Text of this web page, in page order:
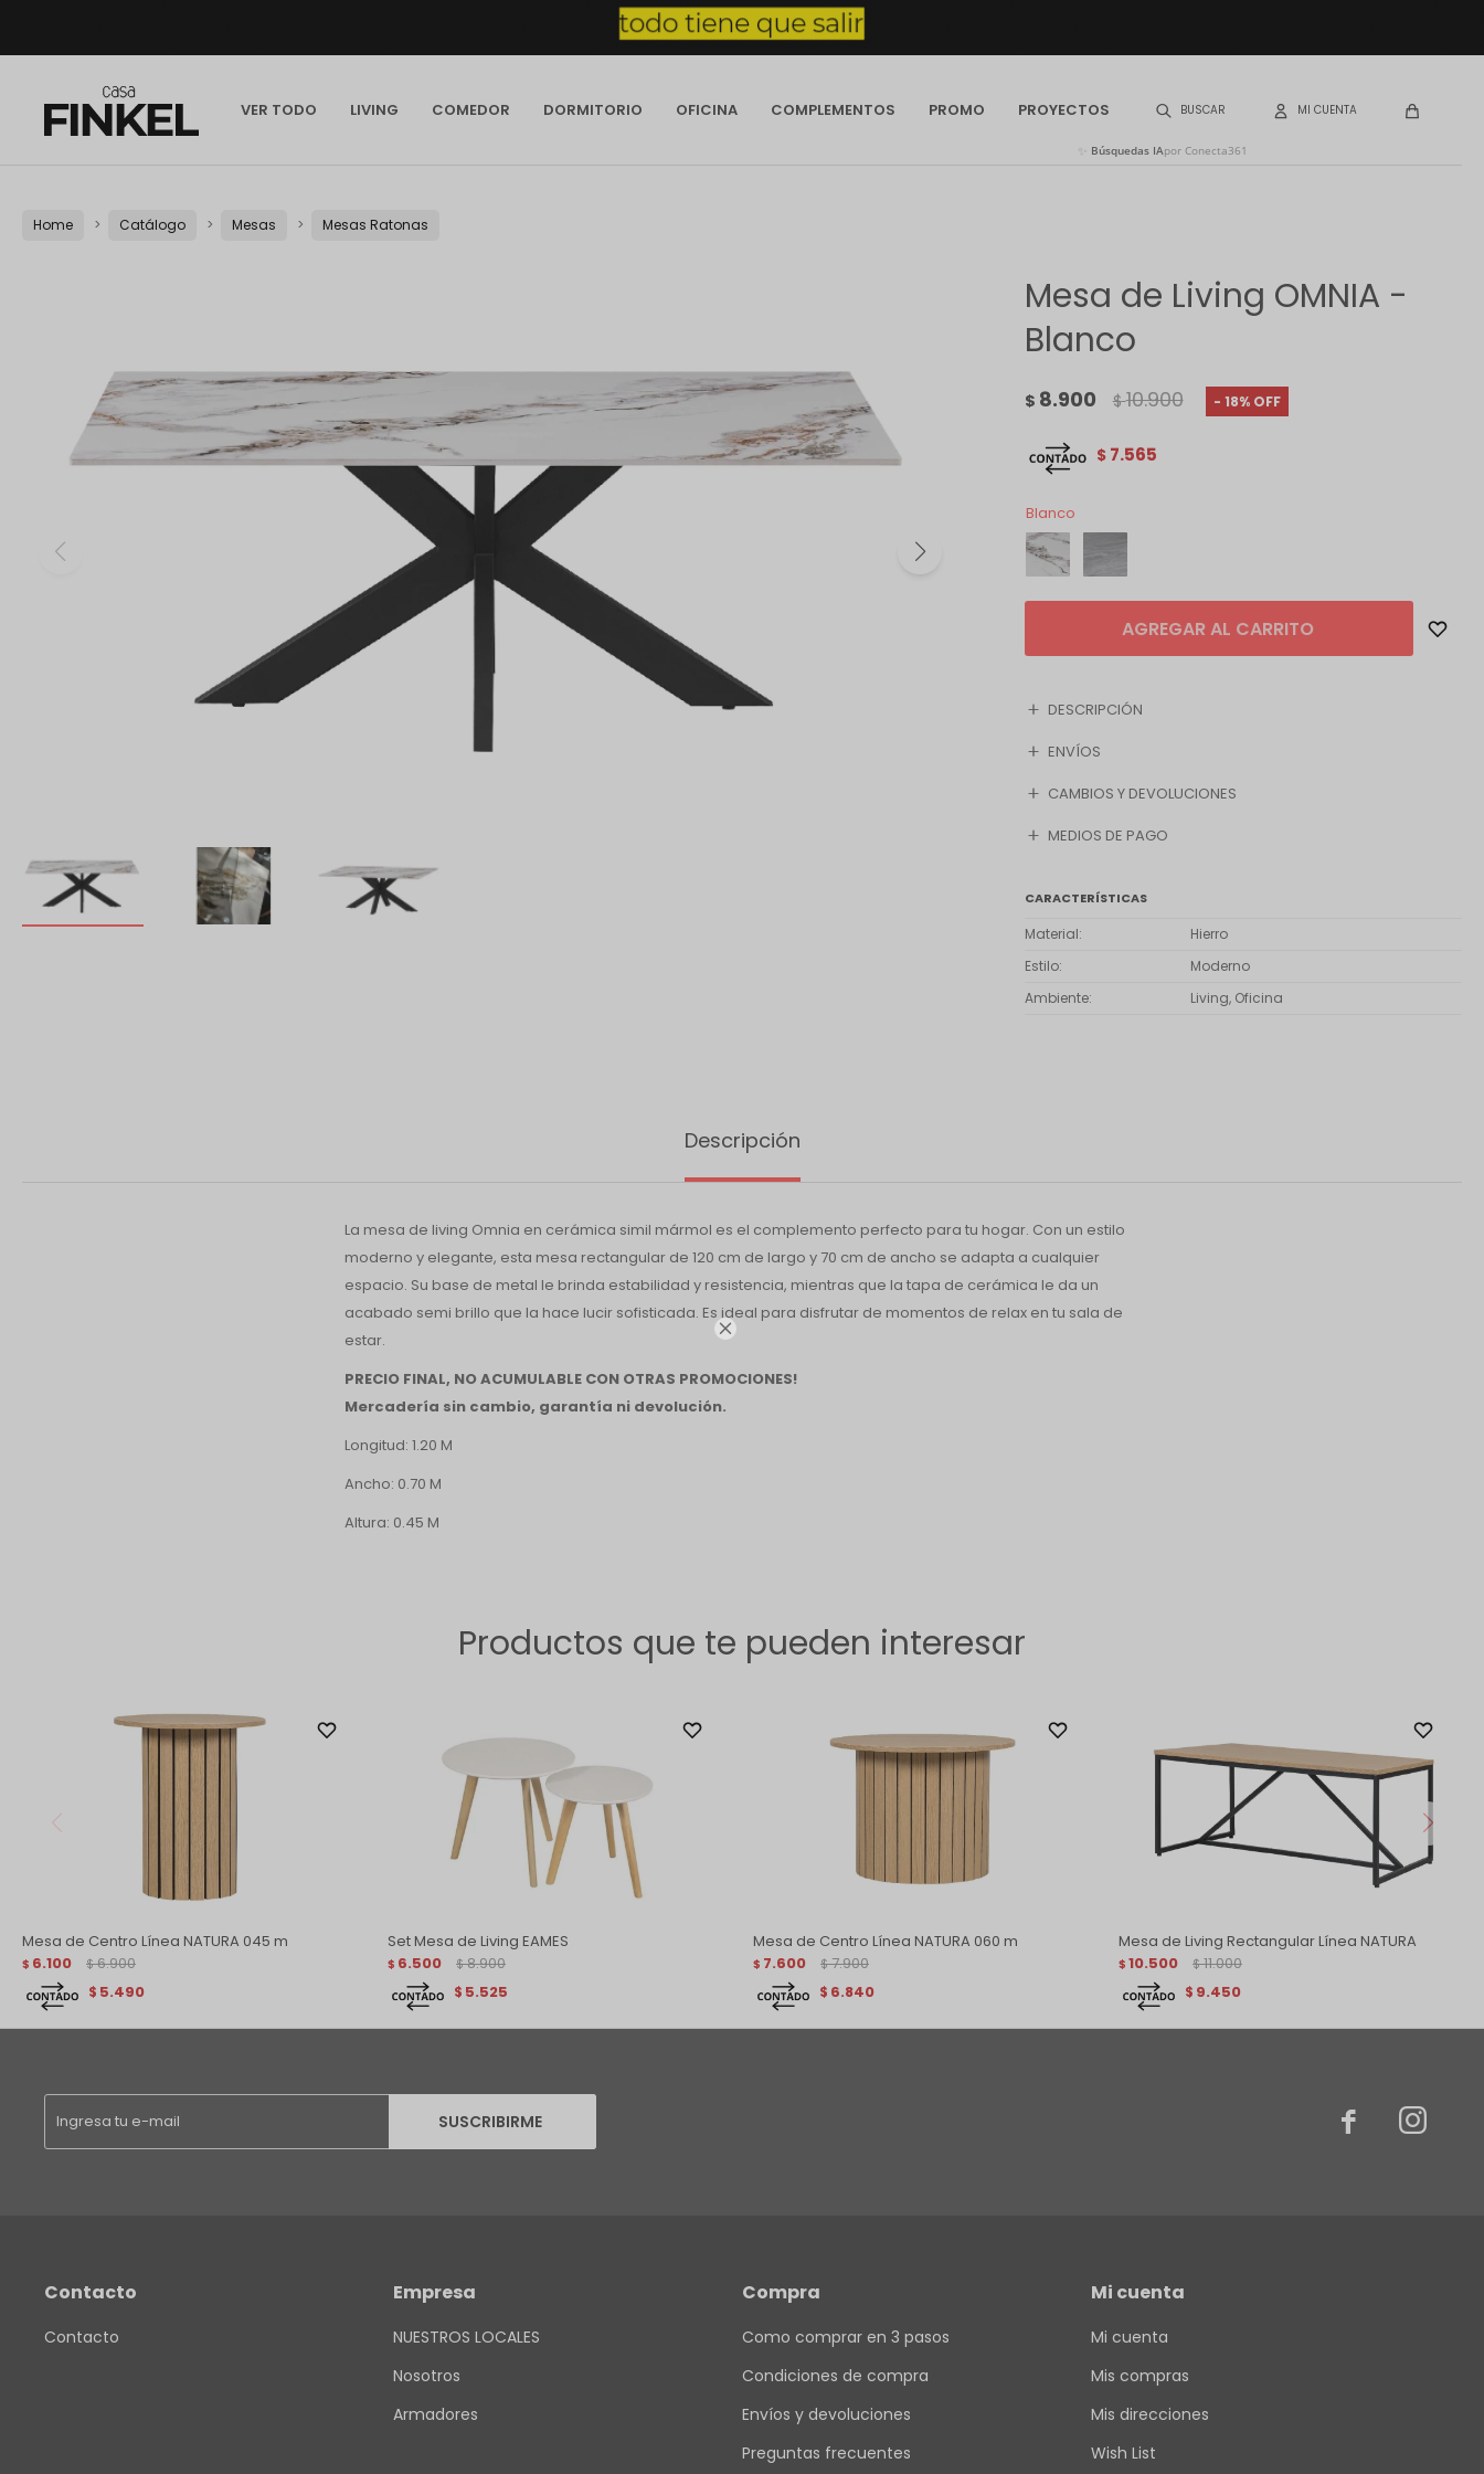

VER TODO LIVING COMEDOR DORMITORIO OFICINA COMPLEMENTOS PROMO PROYECTOS
Búsquedas IApor Conecta361
Home Catálogo Mesas Mesas Ratonas
Mesa de Living OMNIA -
Blanco
$ 8.900 $ 10.900 18
$ 7.565
Blanco
AGREGAR AL CARRITO
DESCRIPCIÓN
ENVÍOS
CAMBIOS Y DEVOLUCIONES
MEDIOS DE PAGO
CARACTERÍSTICAS
Material
Hierro
Estilo
Moderno
Ambiente
Living, Oficina
Descripción
La mesa de living Omnia en cerámica simil mármol es el complemento perfecto para tu hogar. Con un estilo
moderno y elegante, esta mesa rectangular de 120 cm de largo y 70 cm de ancho se adapta a cualquier
espacio. Su base de metal le brinda estabilidad y resistencia, mientras que la tapa de cerámica le da un
acabado semi brillo que la hace lucir sofisticada. Es ideal para disfrutar de momentos de relax en tu sala de
estar.
PRECIO FINAL, NO ACUMULABLE CON OTRAS PROMOCIONES!
Mercadería sin cambio, garantía ni devolución.
Longitud: 1.20 M
Ancho: 0.70 M
Altura: 0.45 M
Productos que te pueden interesar
Mesa de Centro Línea NATURA 045 m
$ 6.100 $ 6.900
$ 5.490
Set Mesa de Living EAMES
$ 6.500 $ 8.900
$ 5.525
Mesa de Centro Línea NATURA 060 m
$ 7.600 $ 7.900
$ 6.840
Mesa de Living Rectangular Línea NATURA
$ 10.500 $ 11.000
$ 9.450
SUSCRIBIRME  
Contacto
Contacto
Empresa
NUESTROS LOCALES
Nosotros
Armadores
Compra
Como comprar en 3 pasos
Condiciones de compra
Envíos y devoluciones
Preguntas frecuentes
Mi cuenta
Mi cuenta
Mis compras
Mis direcciones
Wish List